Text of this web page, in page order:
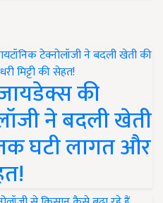
की
ने बदली खेती
घटी लागत और